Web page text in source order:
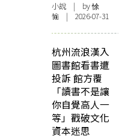
小說 | by 悇
愉 | 2026-07-31
杭州流浪漢入
圖書館看書遭
投訴 館方覆
「讀書不是讓
你自覺高人一
等」戳破文化
資本迷思